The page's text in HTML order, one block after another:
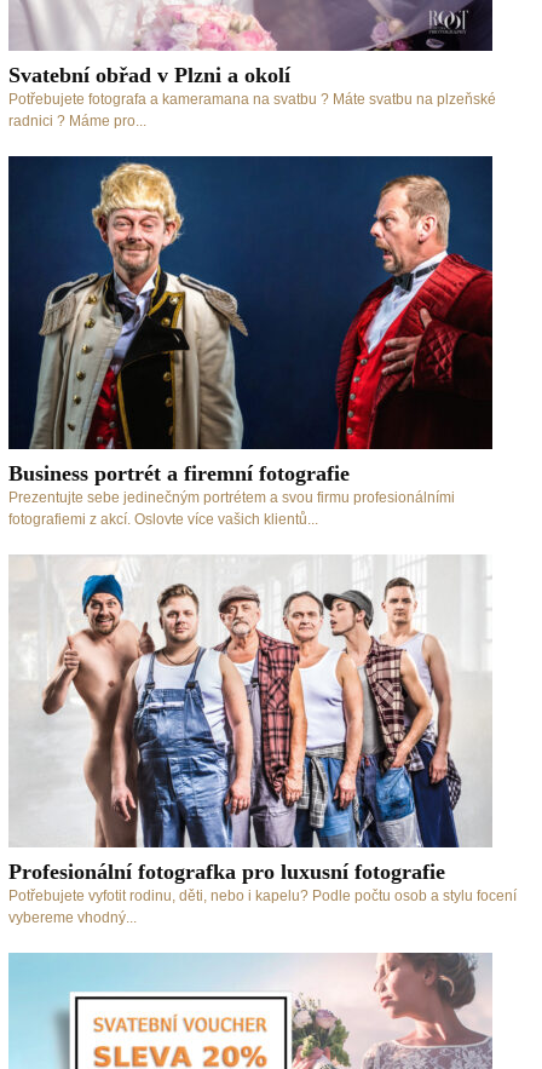
Svatební obřad v Plzni a okolí
Potřebujete fotografa a kameramana na svatbu ? Máte svatbu na plzeňské
radnici ? Máme pro...
Business portrét a firemní fotografie
Prezentujte sebe jedinečným portrétem a svou firmu profesionálními
fotografiemi z akcí. Oslovte více vašich klientů...
Profesionální fotografka pro luxusní fotografie
Potřebujete vyfotit rodinu, děti, nebo i kapelu? Podle počtu osob a stylu focení
vybereme vhodný...